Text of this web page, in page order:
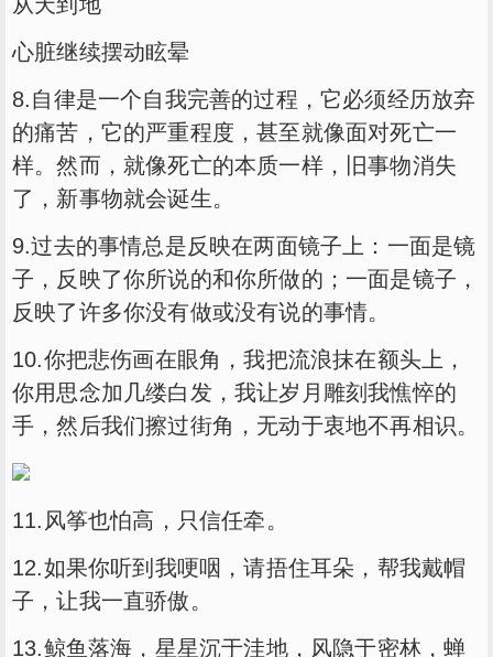
心脏继续摆动眩晕
8.自律是一个自我完善的过程，它必须经历放弃
的痛苦，它的严重程度，甚至就像面对死亡一
样。然而，就像死亡的本质一样，旧事物消失
了，新事物就会诞生。
9.过去的事情总是反映在两面镜子上：一面是镜
子，反映了你所说的和你所做的；一面是镜子，
反映了许多你没有做或没有说的事情。
10.你把悲伤画在眼角，我把流浪抹在额头上，
你用思念加几缕白发，我让岁月雕刻我憔悴的
手，然后我们擦过街角，无动于衷地不再相识。
11.风筝也怕高，只信任牵。
12.如果你听到我哽咽，请捂住耳朵，帮我戴帽
子，让我一直骄傲。
13.鲸鱼落海，星星沉于洼地，风隐于密林，蝉